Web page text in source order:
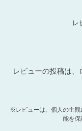
レ
レビューの投稿は、
※レビューは、個人の主観
能を保